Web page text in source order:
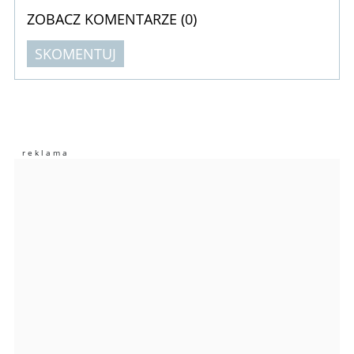
ZOBACZ KOMENTARZE (0)
SKOMENTUJ
Imię (Wymagane)